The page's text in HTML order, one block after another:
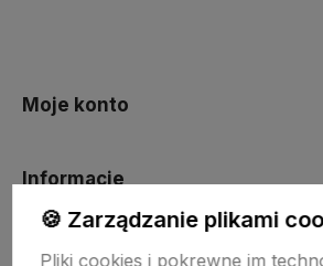
Moje konto
Informacje
O nas
🍪 Zarządzanie plikami
Pliki cookies i pokrewne im